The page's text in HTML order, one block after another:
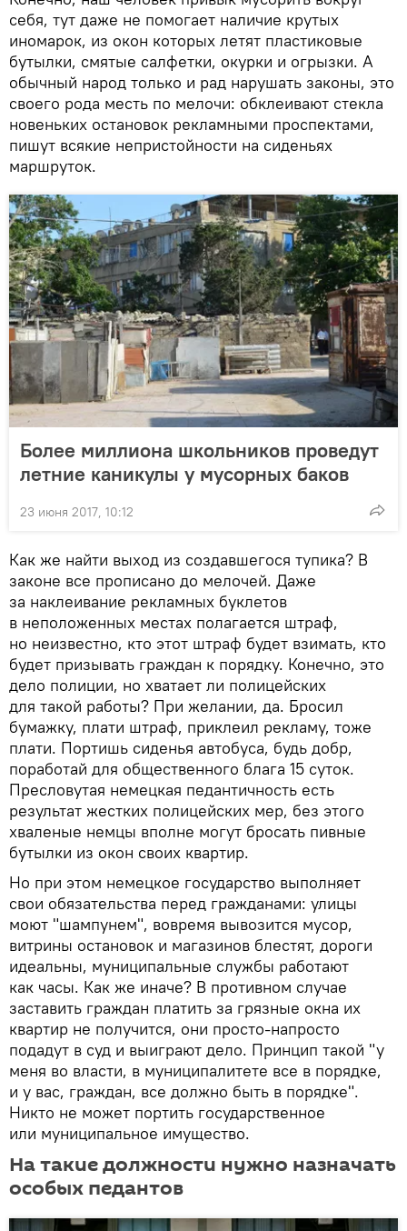
себя, тут даже не помогает наличие крутых
иномарок, из окон которых летят пластиковые
бутылки, смятые салфетки, окурки и огрызки. А
обычный народ только и рад нарушать законы, это
своего рода месть по мелочи: обклеивают стекла
новеньких остановок рекламными проспектами,
пишут всякие непристойности на сиденьях
маршруток.
Более миллиона школьников проведут
летние каникулы у мусорных баков
23 июня 2017, 10:12
Как же найти выход из создавшегося тупика? В
законе все прописано до мелочей. Даже
за наклеивание рекламных буклетов
в неположенных местах полагается штраф,
но неизвестно, кто этот штраф будет взимать, кто
будет призывать граждан к порядку. Конечно, это
дело полиции, но хватает ли полицейских
для такой работы? При желании, да. Бросил
бумажку, плати штраф, приклеил рекламу, тоже
плати. Портишь сиденья автобуса, будь добр,
поработай для общественного блага 15 суток.
Пресловутая немецкая педантичность есть
результат жестких полицейских мер, без этого
хваленые немцы вполне могут бросать пивные
бутылки из окон своих квартир.
Но при этом немецкое государство выполняет
свои обязательства перед гражданами: улицы
моют "шампунем", вовремя вывозится мусор,
витрины остановок и магазинов блестят, дороги
идеальны, муниципальные службы работают
как часы. Как же иначе? В противном случае
заставить граждан платить за грязные окна их
квартир не получится, они просто-напросто
подадут в суд и выиграют дело. Принцип такой "у
меня во власти, в муниципалитете все в порядке,
и у вас, граждан, все должно быть в порядке".
Никто не может портить государственное
или муниципальное имущество.
На такие должности нужно назначать
особых педантов